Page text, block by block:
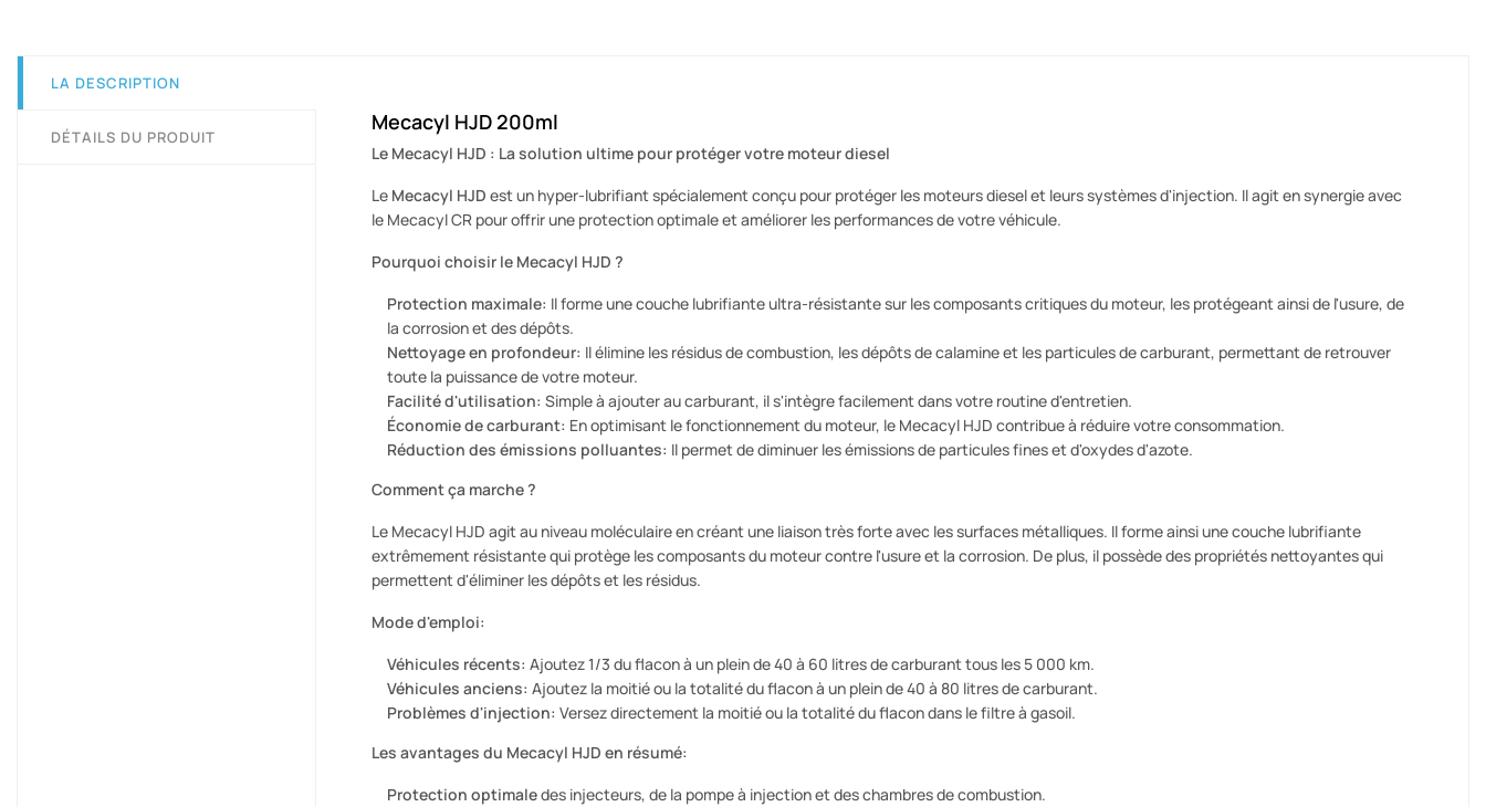
LA DESCRIPTION
DÉTAILS DU PRODUIT
Mecacyl HJD 200ml
Le Mecacyl HJD : La solution ultime pour protéger votre moteur diesel
Le Mecacyl HJD est un hyper-lubrifiant spécialement conçu pour protéger les moteurs diesel et leurs systèmes d'injection. Il agit en synergie avec
le Mecacyl CR pour offrir une protection optimale et améliorer les performances de votre véhicule.
Pourquoi choisir le Mecacyl HJD ?
Protection maximale: Il forme une couche lubrifiante ultra-résistante sur les composants critiques du moteur, les protégeant ainsi de l'usure, de
la corrosion et des dépôts.
Nettoyage en profondeur: Il élimine les résidus de combustion, les dépôts de calamine et les particules de carburant, permettant de retrouver
toute la puissance de votre moteur.
Facilité d'utilisation: Simple à ajouter au carburant, il s'intègre facilement dans votre routine d'entretien.
Économie de carburant: En optimisant le fonctionnement du moteur, le Mecacyl HJD contribue à réduire votre consommation.
Réduction des émissions polluantes: Il permet de diminuer les émissions de particules fines et d'oxydes d'azote.
Comment ça marche ?
Le Mecacyl HJD agit au niveau moléculaire en créant une liaison très forte avec les surfaces métalliques. Il forme ainsi une couche lubrifiante
extrêmement résistante qui protège les composants du moteur contre l'usure et la corrosion. De plus, il possède des propriétés nettoyantes qui
permettent d'éliminer les dépôts et les résidus.
Mode d'emploi:
Véhicules récents: Ajoutez 1/3 du flacon à un plein de 40 à 60 litres de carburant tous les 5 000 km.
Véhicules anciens: Ajoutez la moitié ou la totalité du flacon à un plein de 40 à 80 litres de carburant.
Problèmes d'injection: Versez directement la moitié ou la totalité du flacon dans le filtre à gasoil.
Les avantages du Mecacyl HJD en résumé:
Protection optimaledes injecteurs, de la pompe à injection et des chambres de combustion.